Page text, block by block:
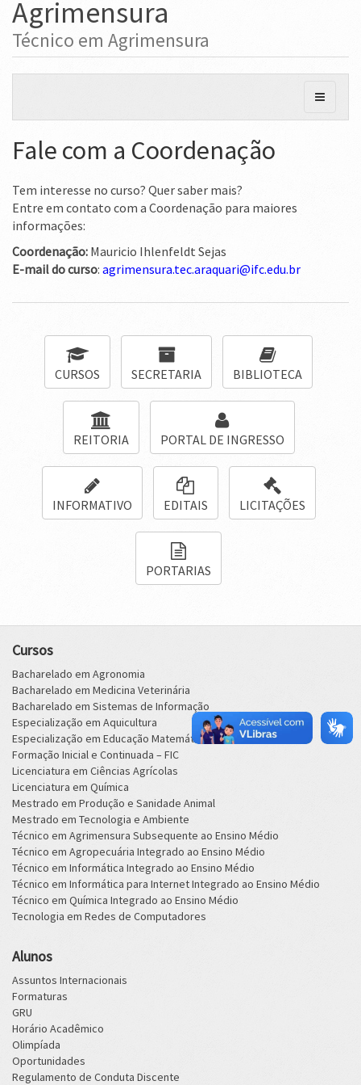
Ministério da Ciência, Tecnologia, Inovações e Comunicações
Ministério do Meio Ambiente
Ministério do Turismo
Secretaria de Governo
Gabinete de Segurança Institucional
Agrimensura
Técnico em Agrimensura
Fale com a Coordenação
Tem interesse no curso? Quer saber mais?
Entre em contato com a Coordenação para maiores
informações:
Coordenação: Mauricio Ihlenfeldt Sejas
E-mail do curso: agrimensura.tec.araquari@ifc.edu.br
CURSOS SECRETARIA BIBLIOTECA
REITORIA PORTAL DE INGRESSO
INFORMATIVO EDITAIS LICITAÇÕES
PORTARIAS
Cursos
Bacharelado em Agronomia
Bacharelado em Medicina Veterinária
Bacharelado em Sistemas de Informação
Especialização em Aquicultura
Especialização em Educação Matemática
Formação Inicial e Continuada – FIC
Licenciatura em Ciências Agrícolas
Licenciatura em Química
Mestrado em Produção e Sanidade Animal
Mestrado em Tecnologia e Ambiente
Técnico em Agrimensura Subsequente ao Ensino Médio
Técnico em Agropecuária Integrado ao Ensino Médio
Técnico em Informática Integrado ao Ensino Médio
Técnico em Informática para Internet Integrado ao Ensino Médio
Técnico em Química Integrado ao Ensino Médio
Tecnologia em Redes de Computadores
Alunos
Assuntos Internacionais
Formaturas
GRU
Horário Acadêmico
Olimpíada
Oportunidades
Regulamento de Conduta Discente